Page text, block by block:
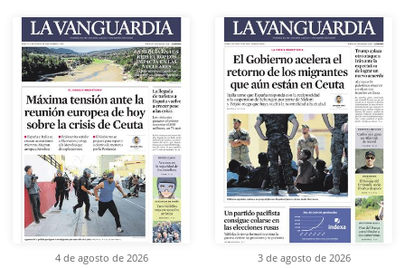
4 de agosto de 2026 3 de agosto de 2026